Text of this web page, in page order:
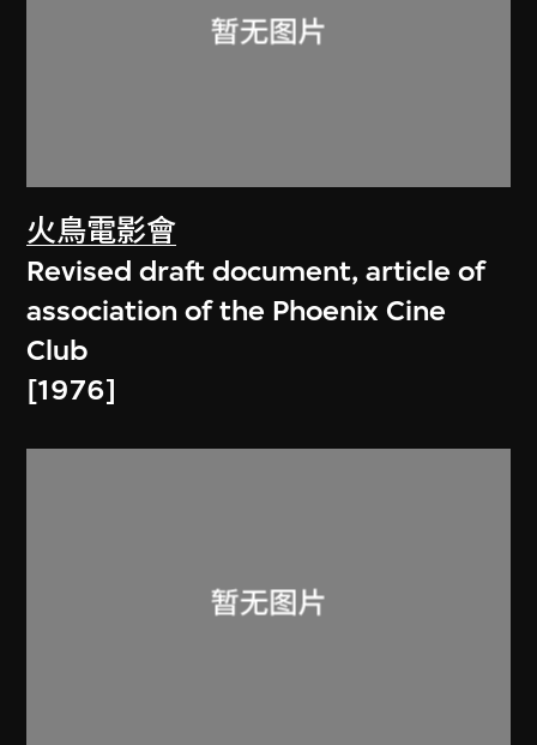
火鳥電影會
Revised draft document, article of
association of the Phoenix Cine
Club
[1976]